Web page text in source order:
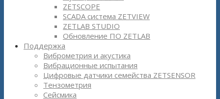
ZETSCOPE
SCADA система ZETVIEW
ZETLAB STUDIO
Обновление ПО ZETLAB
Поддержка
Виброметрия и акустика
Вибрационные испытания
Цифровые датчики семейства ZETSENSOR
Тензометрия
Сейсмика